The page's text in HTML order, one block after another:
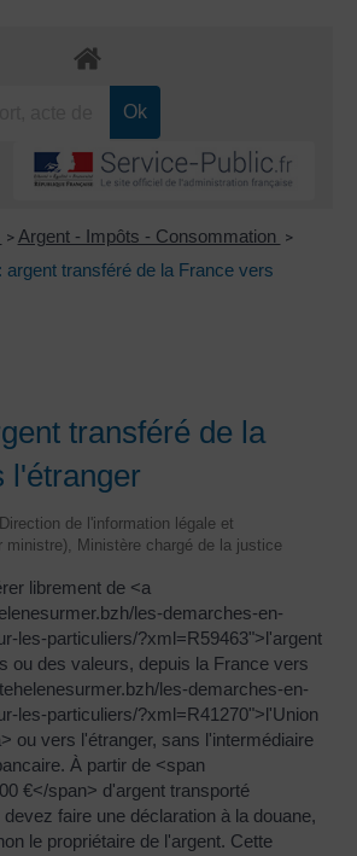
> Argent - Impôts - Consommation >
argent transféré de la France vers
transféré de la
l'étranger
de l'information légale et
ministre), Ministère chargé de la justice
librement de <a
les-demarches-en-
les-particuliers/?xml=R59463">l'argent
ou des valeurs, depuis la France vers
les-demarches-en-
les-particuliers/?xml=R41270">l'Union
ou vers l'étranger, sans l'intermédiaire
À partir de <span
€</span> d'argent transporté
faire une déclaration à la douane,
le propriétaire de l'argent. Cette